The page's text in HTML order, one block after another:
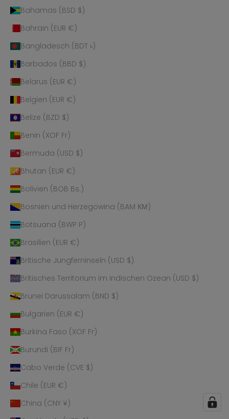
Bahamas (BSD $)
Bahrain (EUR €)
Bangladesch (BDT ৳)
Barbados (BBD $)
Belarus (EUR €)
Belgien (EUR €)
Belize (BZD $)
Benin (XOF Fr)
Bermuda (USD $)
Bhutan (EUR €)
Bolivien (BOB Bs.)
Bosnien und Herzegowina (BAM КМ)
Botsuana (BWP P)
Brasilien (EUR €)
Britische Jungferninseln (USD $)
Britisches Territorium im Indischen Ozean (USD $)
Brunei Darussalam (BND $)
Bulgarien (EUR €)
Burkina Faso (XOF Fr)
Burundi (BIF Fr)
Cabo Verde (CVE $)
Chile (EUR €)
China (CNY ¥)